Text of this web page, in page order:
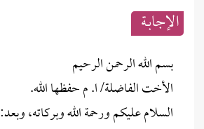
الإجابــة
بسم الله الرحمن الرحيم
الأخت الفاضلة/ ا. م حفظها الله.
السلام عليكم ورحمة الله وبركاته، وبعد: